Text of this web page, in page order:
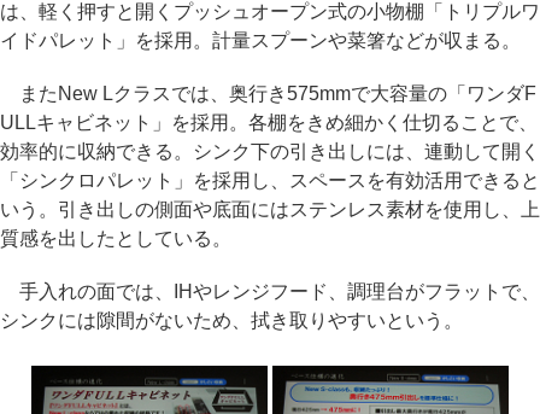
は、軽く押すと開くプッシュオープン式の小物棚「トリプルワ
イドパレット」を採用。計量スプーンや菜箸などが収まる。
またNew Lクラスでは、奥行き575mmで大容量の「ワンダF
ULLキャビネット」を採用。各棚をきめ細かく仕切ることで、
効率的に収納できる。シンク下の引き出しには、連動して開く
「シンクロパレット」を採用し、スペースを有効活用できると
いう。引き出しの側面や底面にはステンレス素材を使用し、上
質感を出したとしている。
手入れの面では、IHやレンジフード、調理台がフラットで、
シンクには隙間がないため、拭き取りやすいという。